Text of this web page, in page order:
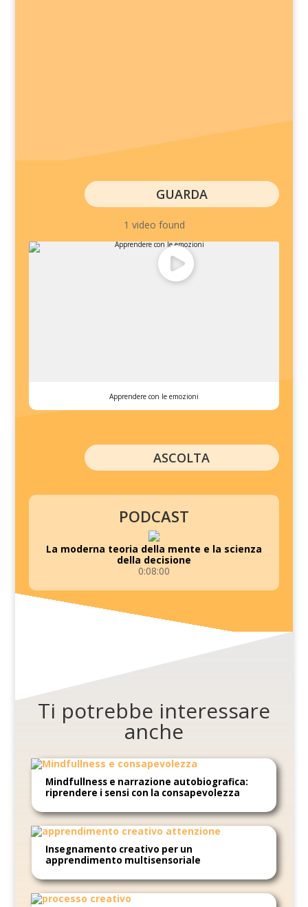
GUARDA
1 video found
Apprendere con le emozioni
ASCOLTA
PODCAST
La moderna teoria della mente e la scienza
della decisione
0:08:00
Ti potrebbe interessare
anche
Mindfullness e narrazione autobiografica:
riprendere i sensi con la consapevolezza
Insegnamento creativo per un
apprendimento multisensoriale